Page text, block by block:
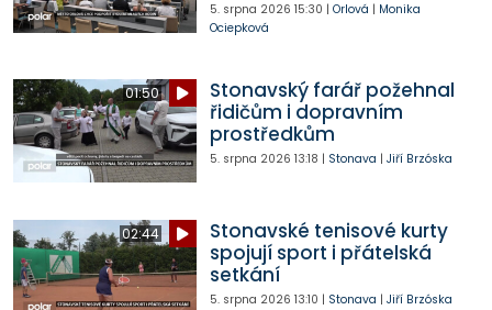
5. srpna 2026 15:30 | Orlová | Monika
Ociepková
01:50
Stonavský farář požehnal
řidičům i dopravním
prostředkům
5. srpna 2026 13:18 | Stonava | Jiří Brzóska
02:44
Stonavské tenisové kurty
spojují sport i přátelská
setkání
5. srpna 2026 13:10 | Stonava | Jiří Brzóska